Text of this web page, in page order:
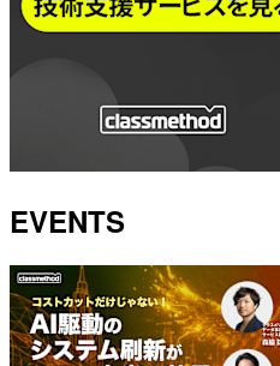
EVENTS